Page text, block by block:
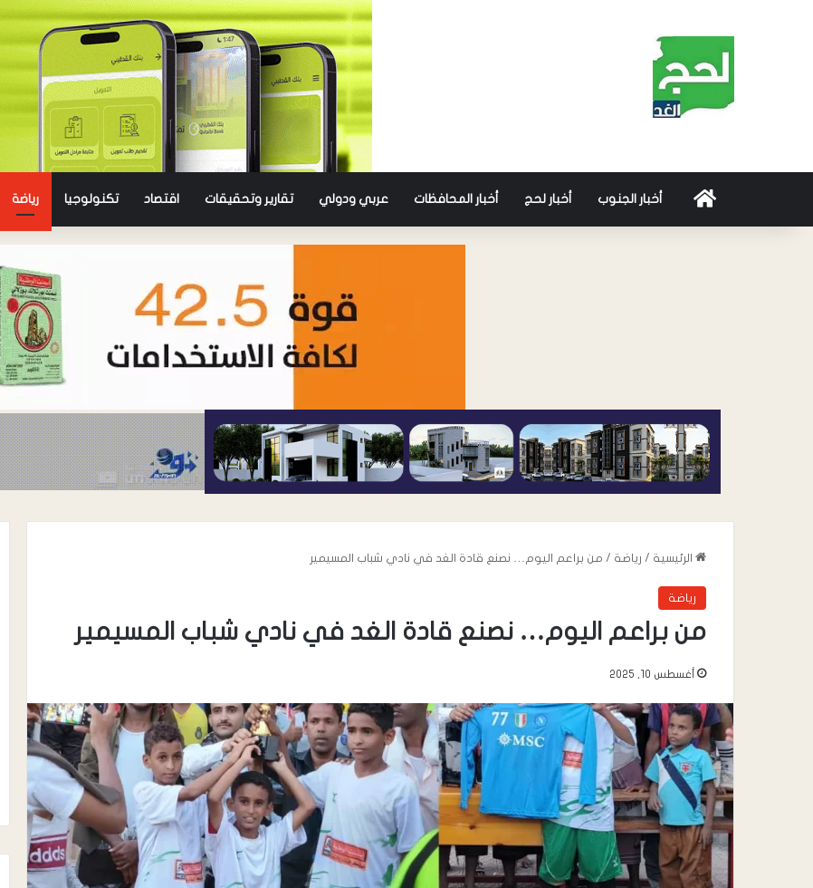
أخبار الجنوب أخبار لحج أخبار المحافظات عربي ودولي تقارير وتحقيقات اقتصاد تكنولوجيا رياضة
الرئيسية / رياضة / من براعم اليوم… نصنع قادة الغد في نادي شباب المسيمير
رياضة
من براعم اليوم… نصنع قادة الغد في نادي شباب المسيمير
أغسطس 10, 2025
أغسطس 7, 2026
عندما تعيد السياسة ترتيب الأعداء …
رئيس نادي شباب المسيمير يوجه رسالة
رسمية إلى مكتب الشباب والرياضة
واتحاد الكرة بلحج بشأن نظام دوري
الدرجة الثالثة